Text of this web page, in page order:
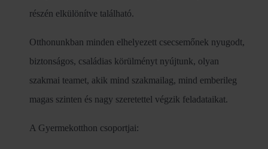
részén elkülönítve található.
Otthonunkban minden elhelyezett csecsemőnek nyugodt,
biztonságos, családias körülményt nyújtunk, olyan
szakmai teamet, akik mind szakmailag, mind emberileg
magas szinten és nagy szeretettel végzik feladataikat.
A Gyermekotthon csoportjai: